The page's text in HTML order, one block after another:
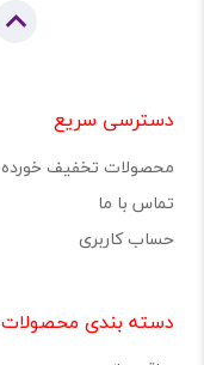
دسترسی سریع
محصولات تخفیف خورده
تماس با ما
حساب کاربری
دسته بندی محصولات